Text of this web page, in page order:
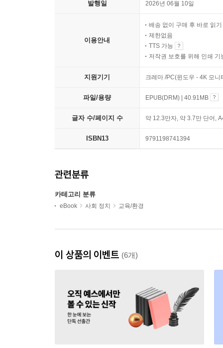
발행일 2026년 06월 10일
이용안내
배송 없이 구매 후 바로 읽기
제한없음
TTS 가능
저작권 보호를 위해 인쇄 기
지원기기 크레마 /PC(윈도우 - 4K 모
파일/용량 EPUB(DRM) | 40.91MB
글자 수/페이지 수 약 12.3만자, 약 3.7만 단어,
ISBN13 9791198741394
관련분류
카테고리 분류
eBook 사회 정치 교육/환경
이 상품의 이벤트 (6개)